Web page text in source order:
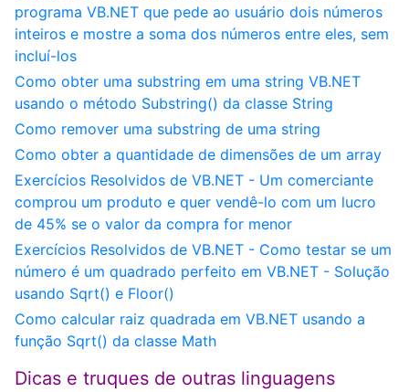
programa VB.NET que pede ao usuário dois números
inteiros e mostre a soma dos números entre eles, sem
incluí-los
Como obter uma substring em uma string VB.NET
usando o método Substring() da classe String
Como remover uma substring de uma string
Como obter a quantidade de dimensões de um array
Exercícios Resolvidos de VB.NET - Um comerciante
comprou um produto e quer vendê-lo com um lucro
de 45% se o valor da compra for menor
Exercícios Resolvidos de VB.NET - Como testar se um
número é um quadrado perfeito em VB.NET - Solução
usando Sqrt() e Floor()
Como calcular raiz quadrada em VB.NET usando a
função Sqrt() da classe Math
Dicas e truques de outras linguagens